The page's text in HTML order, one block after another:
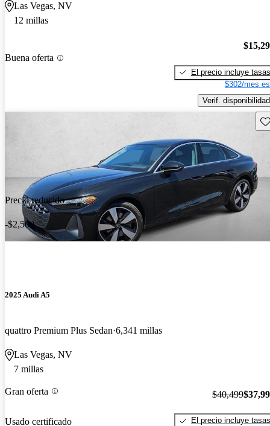
Las Vegas, NV
12 millas
Buena oferta
El precio incluye tasas
$302/mes
Verif. disponibilidad
Precio reducido
-$2,500
2025 Audi A5
quattro Premium Plus Sedan 6,341 millas
Las Vegas, NV
7 millas
Gran oferta
Usado certificado
$40,499
El precio incluye tasas